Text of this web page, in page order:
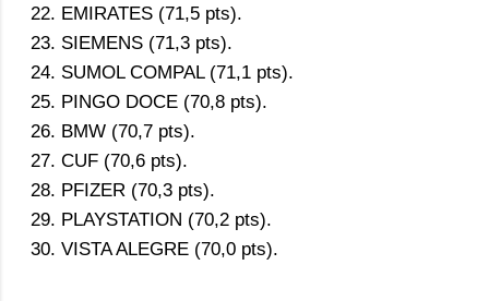
EMIRATES (71,5 pts).
SIEMENS (71,3 pts).
SUMOL COMPAL (71,1 pts).
PINGO DOCE (70,8 pts).
BMW (70,7 pts).
CUF (70,6 pts).
PFIZER (70,3 pts).
PLAYSTATION (70,2 pts).
VISTA ALEGRE (70,0 pts).